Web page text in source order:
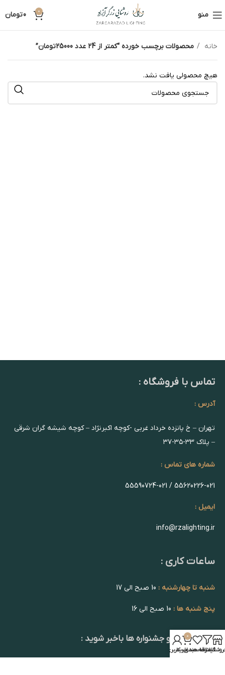
منو 0
0تومان
خانه محصولات برچسب خورده “کمتر از 24 عدد 25000تومان”
هیچ محصولی یافت نشد.
تماس با فروشگاه :
آدرس :
تهران – خ پانزده خرداد غربی -کوچه اکبرنژاد – کوچه شیشه گران شرقی
– پلاک ۳۳-۳۵-۳۷
شماره های تماس :
55620226-021 / 55590724-021
ایمیل :
info@rzalighting.ir
ساعات کاری :
شنبه تا چهارشنبه :
پنج شنبه ها :
از تخفیف ها و جشنواره ها باخبر شوید :
فیلترها
علاقه مندی
0
سبد خرید
حساب کاربری من